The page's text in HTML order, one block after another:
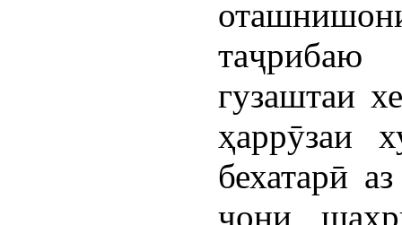
гузаштаи
ҳаррӯзаи
бехатарӣ
ҷони